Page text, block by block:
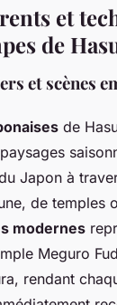
et
de
et scènes
de
Japon à
de temples
modernes
Meguro
rendant